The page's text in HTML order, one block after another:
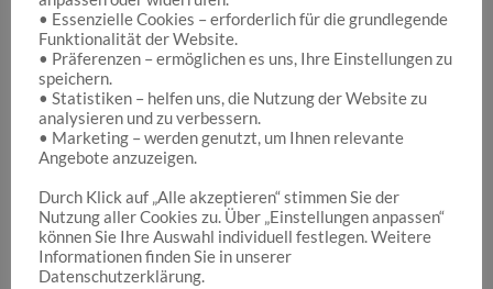
Hocuspocus – Ihr Onlineshop für die schönen
Dinge des Lebens
Hocuspocus ist die richtige Anlaufstelle für Dich,
wenn Du auf der Suche nach schönen
Geschenken , tollenSpielwarenoder
ansprechenderDekorationbist. Wir von
Hocuspocus wissen schöne Dinge stets zu
schätzen und legen daher großen Wert darauf,
• Essenzielle Cookies – erforderlich für die grundlegende
Funktionalität der Website.
• Präferenzen – ermöglichen es uns, Ihre Einstellungen zu
speichern.
• Statistiken – helfen uns, die Nutzung der Website zu
analysieren und zu verbessern.
• Marketing – werden genutzt, um Ihnen relevante
Angebote anzuzeigen.
Durch Klick auf „Alle akzeptieren“ stimmen Sie der
Nutzung aller Cookies zu. Über „Einstellungen anpassen“
können Sie Ihre Auswahl individuell festlegen. Weitere
Informationen finden Sie in unserer
Datenschutzerklärung.